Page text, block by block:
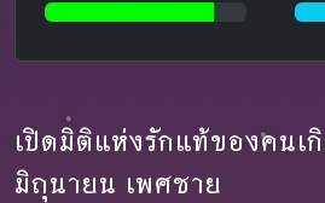
เปิดมิติแห่งรักแท้ของคนเ
มิถุนายน เพศชาย